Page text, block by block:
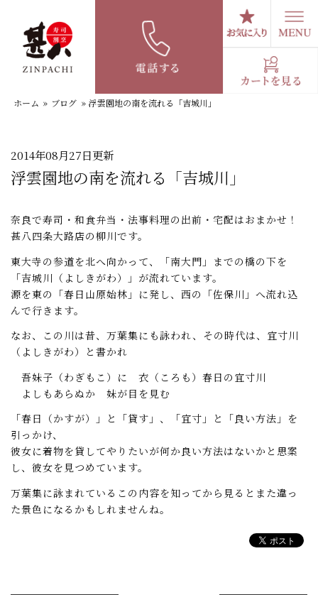
スタッフブログ
ホーム » ブログ » 浮雲園地の南を流れる「吉城川」
2014年08月27日更新
浮雲園地の南を流れる「吉城川」
奈良で寿司・和食弁当・法事料理の出前・宅配はおまかせ！
甚八四条大路店の柳川です。
東大寺の参道を北へ向かって、「南大門」までの橋の下を
「吉城川（よしきがわ）」が流れています。
源を東の「春日山原始林」に発し、西の「佐保川」へ流れ込
んで行きます。
なお、この川は昔、万葉集にも詠われ、その時代は、宜寸川
（よしきがわ）と書かれ
吾妹子（わぎもこ）に 衣（ころも）春日の宜寸川
よしもあらぬか 妹が目を見む
「春日（かすが）」と「貸す」、「宜寸」と「良い方法」を
引っかけ、
彼女に着物を貸してやりたいが何か良い方法はないかと思案
し、彼女を見つめています。
万葉集に詠まれているこの内容を知ってから見るとまた違っ
た景色になるかもしれませんね。